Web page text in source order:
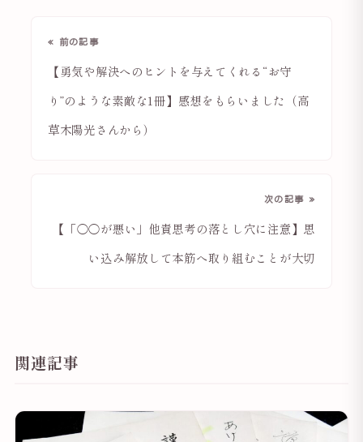
« 前の記事
【勇気や解決へのヒントを与えてくれる“お守
り”のような素敵な1冊】感想をもらいました（高
草木陽光さんから）
次の記事 »
【「◯◯が悪い」他責思考の落とし穴に注意】思
い込み解放して本筋へ取り組むことが大切
関連記事